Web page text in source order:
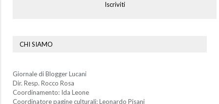
Iscriviti
CHI SIAMO
Giornale di Blogger Lucani
Dir. Resp. Rocco Rosa
Coordinamento: Ida Leone
Coordinatore pagine culturali: Leonardo Pisani